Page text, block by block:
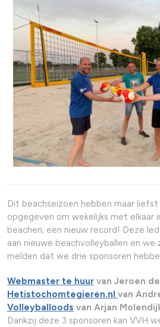
Dit beachseizoen hebben maar
opgegeven om wekelijks met elkaar
beachen; een nieuw record! Deze
aan nieuwe beachvolleyballen en we
melden dat we drie sponsoren
Webmaster te huur van Jeroen
Hetistochomtegieren.nl van
Volleyballoods van Arjan
Dankzij deze 3 sponsoren kan VVH